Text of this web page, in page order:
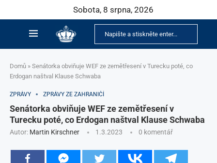
Sobota, 8 srpna, 2026
Domů » Senátorka obviňuje WEF ze zemětřesení v Turecku poté, co
Erdogan naštval Klause Schwaba
ZPRÁVY ZPRÁVY ZE ZAHRANIČÍ
Senátorka obviňuje WEF ze zemětřesení v
Turecku poté, co Erdogan naštval Klause Schwaba
Autor: Martin Kirschner 1.3.2023 0 komentář